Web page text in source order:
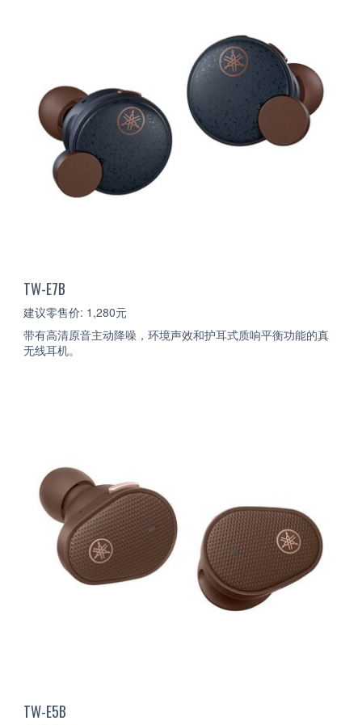
TW-E7B
建议零售价: 1,280元
带有高清原音主动降噪，环境声效和护耳式质响平衡功能的真
无线耳机。
TW-E5B